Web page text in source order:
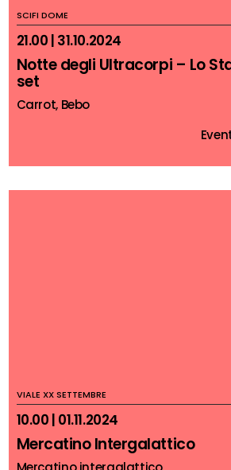
SCIFI DOME
21.00 | 31.10.2024
Notte degli Ultracorpi – Lo
set
Carrot, Bebo
VIALE XX SETTEMBRE
10.00 | 01.11.2024
Mercatino Intergalattico